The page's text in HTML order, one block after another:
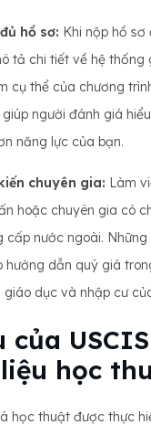
hồ sơ: Khi nộp hồ
tả chi tiết về hệ thống
cụ thể của chương
người đánh giá
năng lực của bạn.
​​chuyên gia: Làm
hoặc chuyên gia có
cấp nước ngoài.
hướng dẫn quý giá
giáo dục và nhập cư
của
học
học thuật được thực